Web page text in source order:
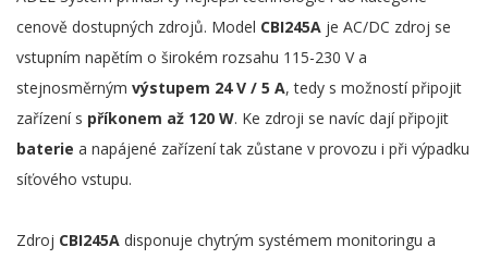
cenově dostupných zdrojů. Model CBI245A je AC/DC zdroj se
vstupním napětím o širokém rozsahu 115-230 V a
stejnosměrným výstupem 24 V / 5 A, tedy s možností připojit
zařízení s příkonem až 120 W. Ke zdroji se navíc dají připojit
baterie a napájené zařízení tak zůstane v provozu i při výpadku
síťového vstupu.
Zdroj CBI245A disponuje chytrým systémem monitoringu a